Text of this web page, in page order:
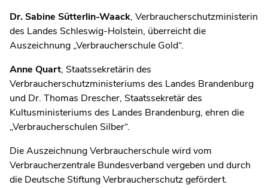
Dr. Sabine Sütterlin-Waack, Verbraucherschutzministerin
des Landes Schleswig-Holstein, überreicht die
Auszeichnung „Verbraucherschule Gold“.
Anne Quart, Staatssekretärin des
Verbraucherschutzministeriums des Landes Brandenburg
und Dr. Thomas Drescher, Staatssekretär des
Kultusministeriums des Landes Brandenburg, ehren die
„Verbraucherschulen Silber“.
Die Auszeichnung Verbraucherschule wird vom
Verbraucherzentrale Bundesverband vergeben und durch
die Deutsche Stiftung Verbraucherschutz gefördert.